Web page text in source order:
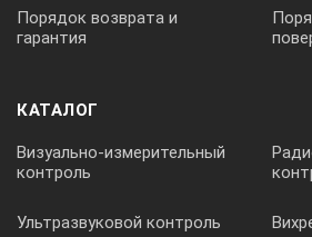
Порядок возврата и
гарантия
КАТАЛОГ
Визуально-измерительный
контроль
Ультразвуковой контроль